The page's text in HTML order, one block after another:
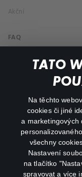
TATO
Na těchto
cookies či jiné
a marketingových
všechny
Nastavení
na tlačítko
spravovat a více
Akční
FAQ
Můj účet
Důležité odkazy
facebook